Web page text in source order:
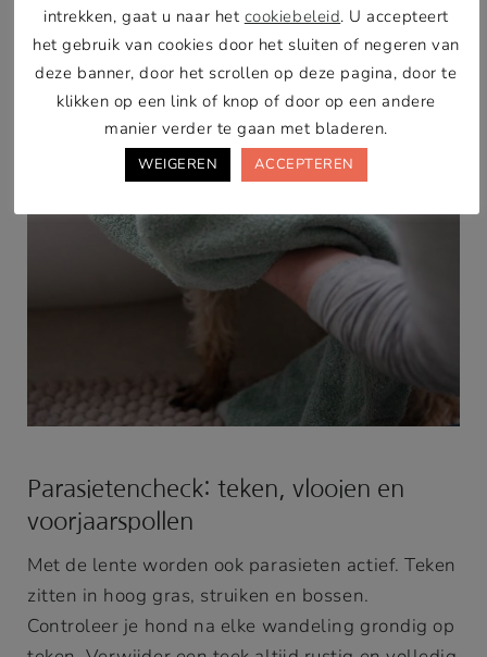
Parasietencheck: teken, vlooien en
voorjaarspollen
Met de lente worden ook parasieten actief. Teken
zitten in hoog gras, struiken en bossen.
Controleer je hond na elke wandeling grondig op
intrekken, gaat u naar het cookiebeleid. U accepteert
het gebruik van cookies door het sluiten of negeren van
deze banner, door het scrollen op deze pagina, door te
klikken op een link of knop of door op een andere
manier verder te gaan met bladeren.
WEIGEREN ACCEPTEREN